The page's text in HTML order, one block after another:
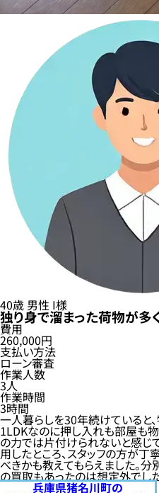
40歳 男性 I様
独り身で溜まった荷物が多
費用
260,000円
支払い方法
ローン審査
作業人数
3人
作業時間
3時間
一人暮らしを30年続けていると
1LDKなのに押し入れも部屋も
の力では片付けられないと感じ
用したところ、スタッフの方が丁
べきかも教えてもらえました。分
の買取もあったのは想定外でし
兵庫県猪名川町の